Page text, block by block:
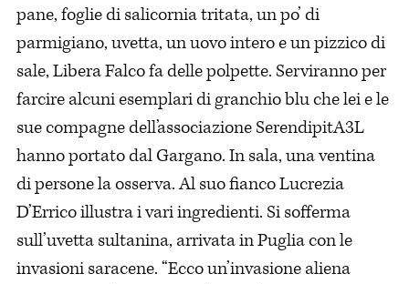
pane, foglie di salicornia tritata, un po’ di
parmigiano, uvetta, un uovo intero e un pizzico di
sale, Libera Falco fa delle polpette. Serviranno per
farcire alcuni esemplari di granchio blu che lei e le
sue compagne dell’associazione SerendipitA3L
hanno portato dal Gargano. In sala, una ventina
di persone la osserva. Al suo fianco Lucrezia
D’Errico illustra i vari ingredienti. Si sofferma
sull’uvetta sultanina, arrivata in Puglia con le
invasioni saracene. “Ecco un’invasione aliena